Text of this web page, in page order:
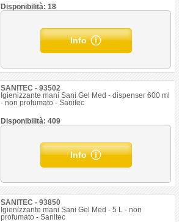
Disponibilità: 18
Info
SANITEC - 93502
Igienizzante mani Sani Gel Med - dispenser 600 ml
- non profumato - Sanitec
Disponibilità: 409
Info
SANITEC - 93850
Igienizzante mani Sani Gel Med - 5 L - non
profumato - Sanitec